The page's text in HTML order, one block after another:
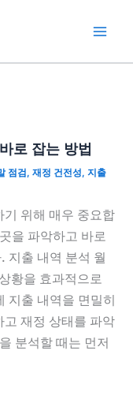
로 잡는 방법
점검, 재정 건전성, 지출
위해 매우 중요합
을 파악하고 바로
지출 내역 분석 월
황을 효과적으로
지출 내역을 면밀히
재정 상태를 파악
분석할 때는 먼저